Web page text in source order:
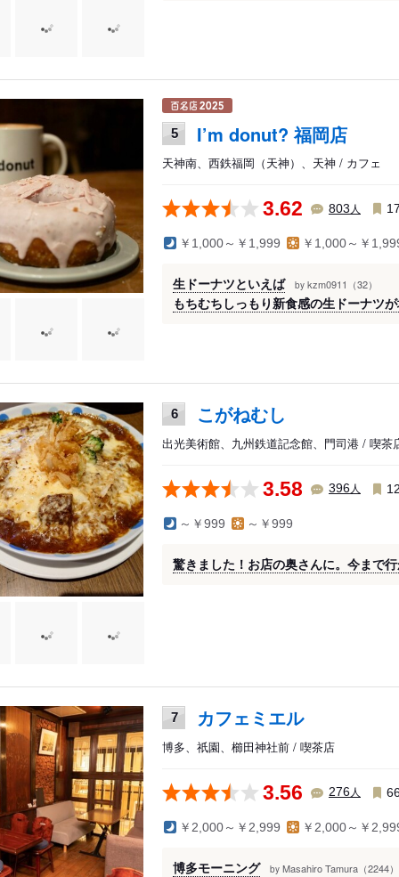
5 I’m donut? 福岡店
天神南、西鉄福岡（天神）、天神 / カフェ
3.62 803 人
￥1,000～￥1,999 ￥1,000～￥
生ドーナツといえば by kzm0911（32）
もちむちしっもり新食感の生ドーナツ
6 こがねむし
出光美術館、九州鉄道記念館、門司港 / 喫茶
3.58 396人
～￥999 ～￥999
驚きました！お店の奥さんに。今まで
7 カフェミエル
博多、祇園、櫛田神社前 / 喫茶店
3.56 276人
￥2,000～￥2,999 ￥2,000～￥
博多モーニング by Masahiro Tamura（2244）